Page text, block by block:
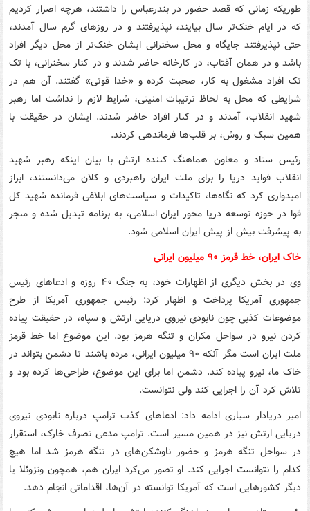
طوریکه زمانی که قصد حضور در بندرعباس را داشتند، هرچه اصرار کردیم
که در ایام خنک‌تر سال بیایند، نپذیرفتند و در روزهای گرم سال آمدند،
حتی نپذیرفتند جایگاه و محل سخنرانی ایشان خنک‌تر از محل دیگر افراد
باشد و در همان آفتاب، در کارخانه حاضر شدند و در کنار سخنرانی، با تک
تک افراد مشغول به کار، صحبت کرده و «خدا قوتی» گفتند. آن هم در
شرایطی که محل به لحاظ ترتیبات امنیتی، شرایط لازم را نداشت اما رهبر
شهید انقلاب، آمدند و در کنار افراد حاضر شدند. ایشان در حقیقت با
همین سبک و روش، بر قلب‌ها فرماندهی کردند.
رئیس ستاد و معاون هماهنگ کننده ارتش با بیان اینکه رهبر شهید
انقلاب فواید دریا را برای ملت ایران راهبردی و کلان می‌دانستند، ابراز
امیدواری کرد که نگاه‌ها، تاکیدات و سیاست‌های ابلاغی فرمانده شهید کل
قوا در حوزه توسعه دریا محور ایران اسلامی، به برنامه تبدیل شده و منجر
به پیشرفت بیش از پیش ایران اسلامی شود.
خاک ایران، خط قرمز ۹۰ میلیون ایرانی
وی در بخش دیگری از اظهارات خود، به جنگ ۴۰ روزه و ادعاهای رئیس
جمهوری آمریکا پرداخت و اظهار کرد: رئیس جمهوری آمریکا از طرح
موضوعات کذبی چون نابودی نیروی دریایی ارتش و سپاه، در حقیقت پیاده
کردن نیرو در سواحل مکران و تنگه هرمز بود. این موضوع اما خط قرمز
ملت ایران است مگر آنکه ۹۰ میلیون ایرانی، مرده باشند تا دشمن بتواند در
خاک ما، نیرو پیاده کند. دشمن اما برای این موضوع، طراحی‌ها کرده بود و
تلاش کرد آن را اجرایی کند ولی نتوانست.
امیر دریادار سیاری ادامه داد: ادعاهای کذب ترامپ درباره نابودی نیروی
دریایی ارتش نیز در همین مسیر است. ترامپ مدعی تصرف خارک، استقرار
در سواحل تنگه هرمز و حضور ناوشکن‌های در تنگه هرمز شد اما هیچ
کدام را نتوانست اجرایی کند. او تصور می‌کرد ایران هم، همچون ونزوئلا یا
دیگر کشورهایی است که آمریکا توانسته در آن‌ها، اقداماتی انجام دهد.